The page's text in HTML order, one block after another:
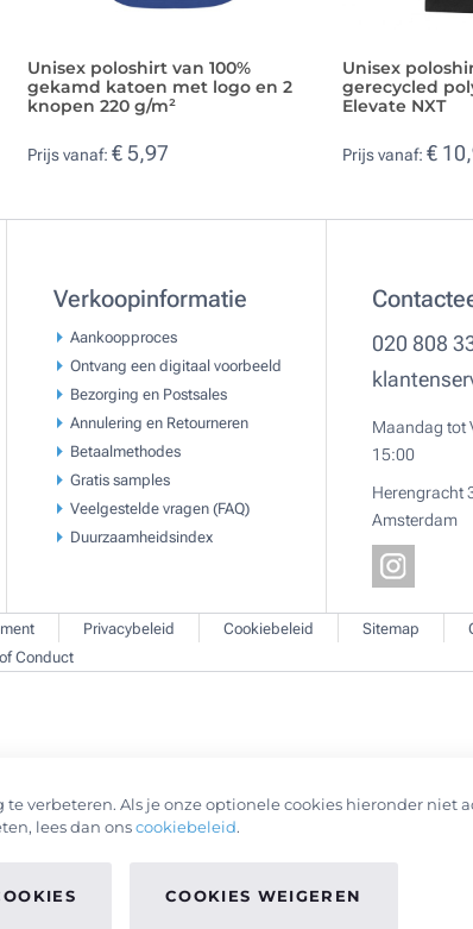
Unisex poloshirt van 100%
gekamd katoen met logo en 2
knopen 220 g/m²
Prijs vanaf: € 5,97
Unisex
gerecycled
Elevate NXT
Prijs vanaf: €
Verkoopinformatie
Aankoopproces
Ontvang een digitaal voorbeeld
Bezorging en Postsales
Annulering en Retourneren
Betaalmethodes
Gratis samples
Veelgestelde vragen (FAQ)
Duurzaamheidsindex
020 808
Maandag tot
15:00
Herengracht
Amsterdam
Privacybeleid Cookiebeleid Sitemap
Conduct
verbeteren. Als je onze optionele cookies hieronder niet
lees dan onscookiebeleid.
COOKIES WEIGEREN